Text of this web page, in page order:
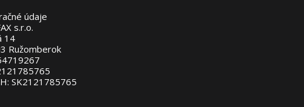
údaje
s.r.o.
14
Ružomberok
SK2121785765